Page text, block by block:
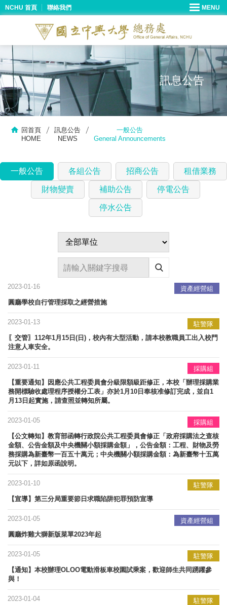
NCHU 首頁 聯絡我們
訊息公告
回首頁
HOME
訊息公告
NEWS
一般公告
General Announcements
一般公告 各組公告 招商公告 租借業務
財物變賣 補助公告 停電公告
停水公告
資產經營組
2023-01-16
圓廳學校自行管理採取之經營措施
駐警隊
2023-01-13
〖交管〗112年1月15日(日)，校內有大型活動，請本校教職員工出入校門
注意人車安全。
採購組
2023-01-11
【重要通知】因應公共工程委員會分級限額級距修正，本校「辦理採購業
務開標驗收處理程序授權分工表」亦於1月10日奉核准修訂完成，並自1
月13日起實施，請查照並轉知所屬。
採購組
2023-01-05
【公文轉知】教育部函轉行政院公共工程委員會修正「政府採購法之查核
金額、公告金額及中央機關小額採購金額」，公告金額：工程、財物及勞
務採購為新臺幣一百五十萬元；中央機關小額採購金額：為新臺幣十五萬
元以下，詳如原函說明。
駐警隊
2023-01-10
【宣導】​第三分局重要節日求職陷阱犯罪預防宣導
資產經營組
2023-01-05
圓廳炸雞大獅新版菜單2023年起
駐警隊
2023-01-05
【通知】本校辦理OLOO電動滑板車校園試乘案，歡迎師生共同踴躍參
與！
駐警隊
2023-01-04